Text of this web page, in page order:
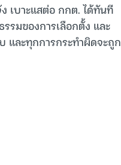
เบาะแสต่อ กกต. ได้ทันที
รมของการเลือกตั้ง และ
และทุกการกระทำผิดจะถูก